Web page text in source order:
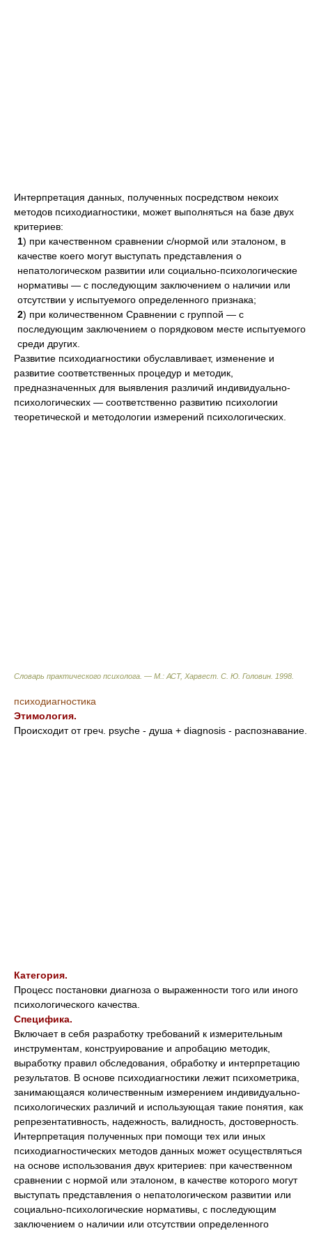
Интерпретация данных, полученных посредством некоих
методов психодиагностики, может выполняться на базе двух
критериев:
1) при качественном сравнении с/нормой или эталоном, в
качестве коего могут выступать представления о
непатологическом развитии или социально-психологические
нормативы — с последующим заключением о наличии или
отсутствии у испытуемого определенного признака;
2) при количественном Сравнении с группой — с
последующим заключением о порядковом месте испытуемого
среди других.
Развитие психодиагностики обуславливает, изменение и
развитие соответственных процедур и методик,
предназначенных для выявления различий индивидуально-
психологических — соответственно развитию психологии
теоретической и методологии измерений психологических.
Словарь практического психолога. — М.: АСТ, Харвест С. Ю. Головин 1998
психодиагностика
Этимология.
Происходит от греч. psyche - душа + diagnosis - распознавание.
Категория.
Процесс постановки диагноза о выраженности того или иного
психологического качества.
Специфика.
Включает в себя разработку требований к измерительным
инструментам, конструирование и апробацию методик,
выработку правил обследования, обработку и интерпретацию
результатов. В основе психодиагностики лежит психометрика,
занимающаяся количественным измерением индивидуально-
психологических различий и использующая такие понятия, как
репрезентативность, надежность, валидность, достоверность.
Интерпретация полученных при помощи тех или иных
психодиагностических методов данных может осуществляться
на основе использования двух критериев: при качественном
сравнении с нормой или эталоном, в качестве которого могут
выступать представления о непатологическом развитии или
социально-психологические нормативы, с последующим
заключением о наличии или отсутствии определенного